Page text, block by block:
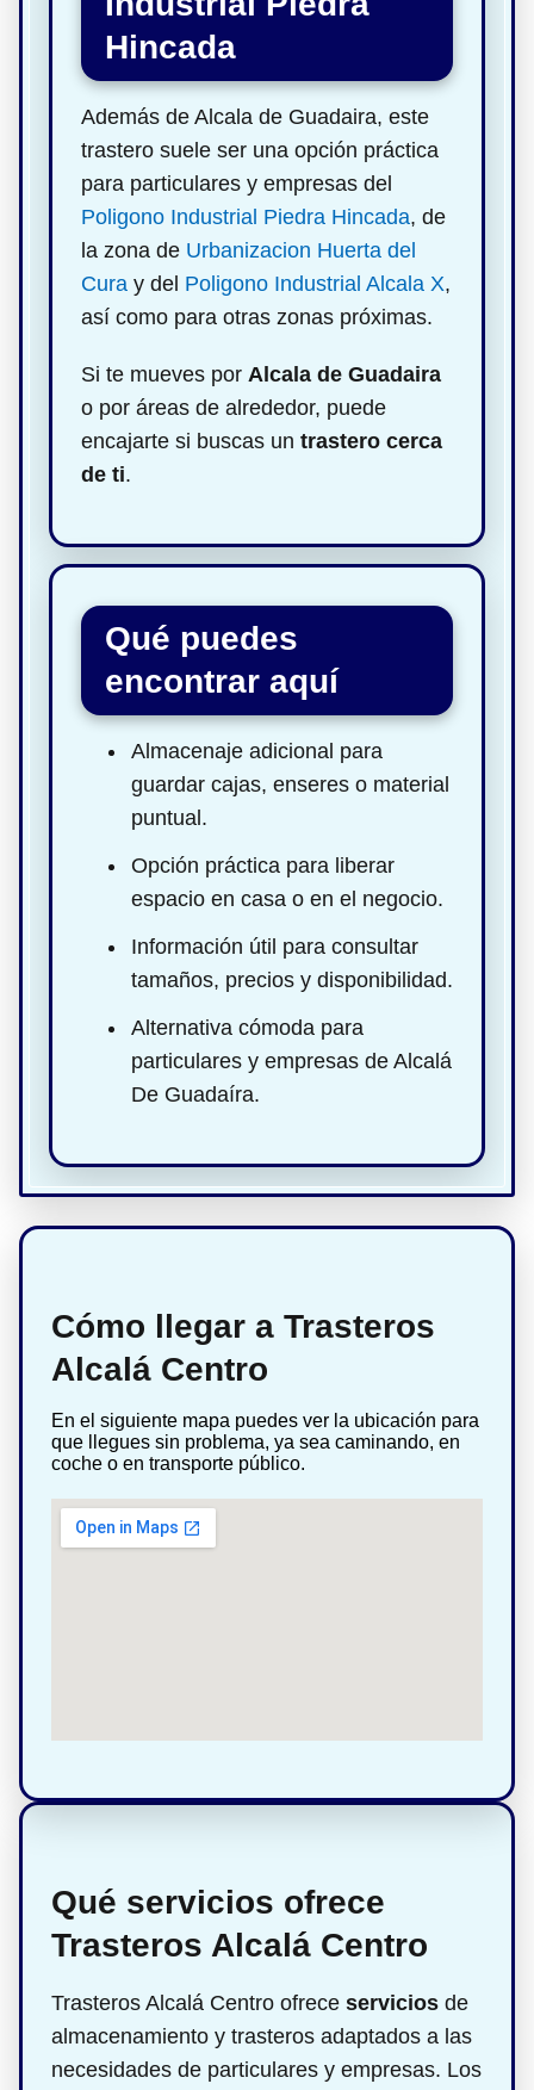
Hincada
Además de Alcala de Guadaira, este
trastero suele ser una opción práctica
para particulares y empresas del
Poligono Industrial Piedra Hincada, de
la zona de Urbanizacion Huerta del
Cura y del Poligono Industrial Alcala X,
así como para otras zonas próximas.
Si te mueves por Alcala de Guadaira
o por áreas de alrededor, puede
encajarte si buscas un trastero cerca
de ti.
Qué puedes
encontrar aquí
Almacenaje adicional para
guardar cajas, enseres o material
puntual.
Opción práctica para liberar
espacio en casa o en el negocio.
Información útil para consultar
tamaños, precios y disponibilidad.
Alternativa cómoda para
particulares y empresas de Alcalá
De Guadaíra.
Cómo llegar a Trasteros
Alcalá Centro
En el siguiente mapa puedes ver la ubicación para
que llegues sin problema, ya sea caminando, en
coche o en transporte público.
Qué servicios ofrece
Trasteros Alcalá Centro
Trasteros Alcalá Centro ofrece servicios de
almacenamiento y trasteros adaptados a las
necesidades de particulares y empresas. Los